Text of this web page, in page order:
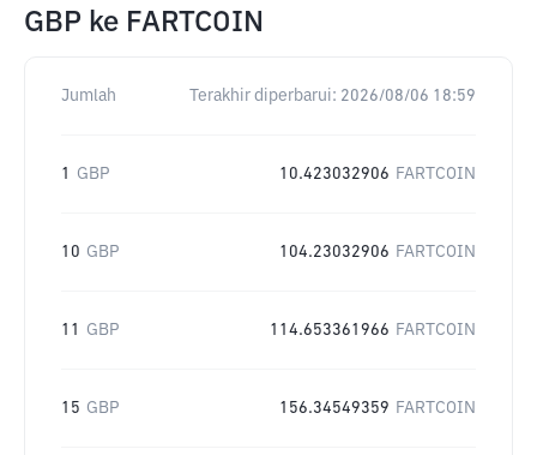
GBP ke FARTCOIN
Jumlah Terakhir diperbarui: 2026/08/06 18:59
1 GBP 10.423032906 FARTCOIN
10 GBP 104.23032906 FARTCOIN
11 GBP 114.653361966 FARTCOIN
15 GBP 156.34549359 FARTCOIN